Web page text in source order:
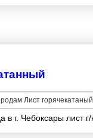
Лист горячекатаный
в г. Чебоксары лист